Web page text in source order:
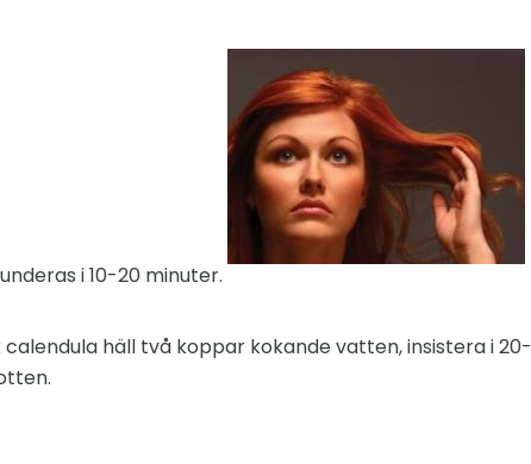
i 10-20 minuter.
häll två koppar kokande vatten, insistera i 20-